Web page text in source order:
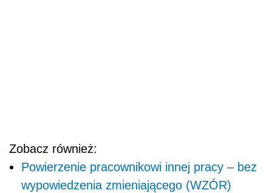
Zobacz również:
Powierzenie pracownikowi innej pracy – bez
wypowiedzenia zmieniającego (WZÓR)